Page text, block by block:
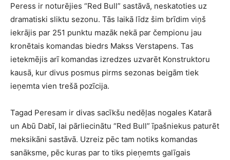
Peress ir noturējies “Red Bull” sastāvā, neskatoties uz
dramatiski sliktu sezonu. Tās laikā līdz šim brīdim viņš
iekrājis par 251 punktu mazāk nekā par čempionu jau
kronētais komandas biedrs Makss Verstapens. Tas
ietekmējis arī komandas izredzes uzvarēt Konstruktoru
kausā, kur divus posmus pirms sezonas beigām tiek
ieņemta vien trešā pozīcija.
Tagad Peresam ir divas sacīkšu nedēļas nogales Katarā
un Abū Dabī, lai pārliecinātu “Red Bull” īpašniekus paturēt
meksikāni sastāvā. Uzreiz pēc tam notiks komandas
sanāksme, pēc kuras par to tiks pieņemts galīgais